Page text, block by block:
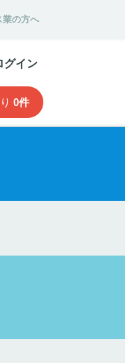
業の方へ
グイン
0件